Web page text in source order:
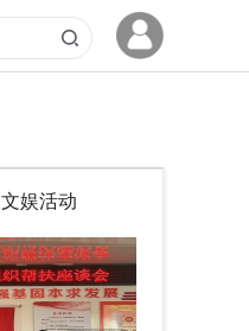
文娱活动